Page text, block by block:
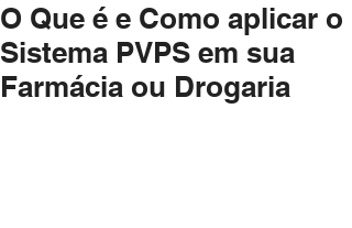
O Que é e Como aplicar o
Sistema PVPS em sua
Farmácia ou Drogaria